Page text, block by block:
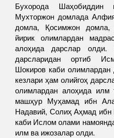
Бухорода Шаҳобиддин
Мухторжон домлада
домла, Қосимжон
йирик олимлардан
алоҳида дарслар олди.
дарсларидан ортиб
Шокиров каби олимлардан
кезлари ҳам олийгоҳ
олимлардан алоҳида илм
машҳур Муҳамад ибн
Надавий, Солиҳ Аҳмад
каби Ислом олами
илм ва ижозалар олди.